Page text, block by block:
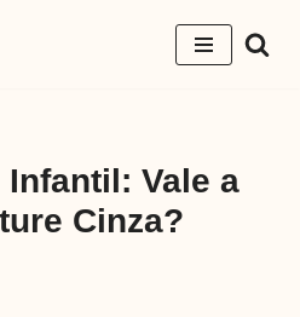
Vale a
Cinza?